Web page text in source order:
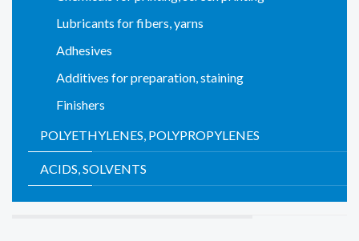
Lubricants for fibers, yarns
Adhesives
Additives for preparation, staining
Finishers
POLYETHYLENES, POLYPROPYLENES
ACIDS, SOLVENTS